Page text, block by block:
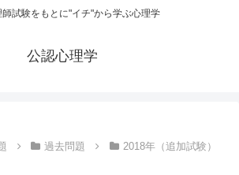
試験をもとに"イチ"から学ぶ心理学
公認心理学
過去問題 2018年（追加試験）